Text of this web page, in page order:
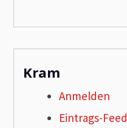
Kram
Anmelden
Eintrags-Feed